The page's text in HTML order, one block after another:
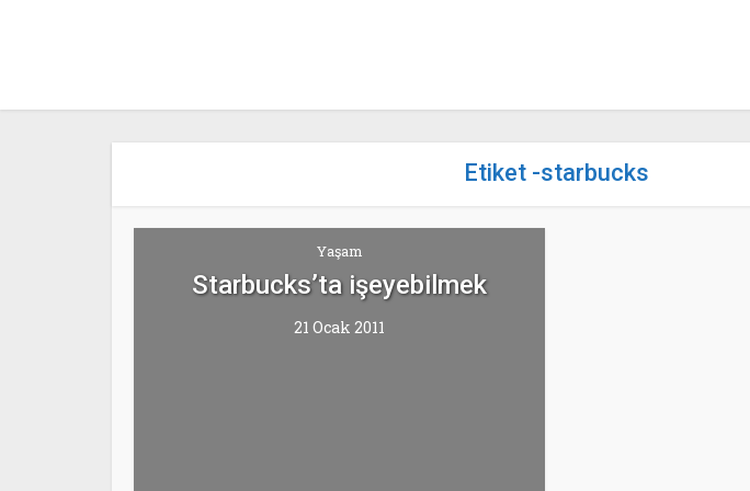
Etiket -starbucks
Yaşam
Starbucks’ta işeyebilmek
21 Ocak 2011